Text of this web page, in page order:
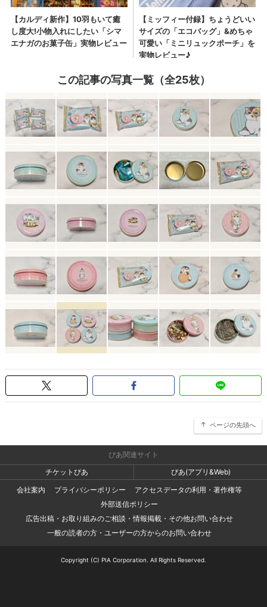
この記事の写真一覧（全25枚）
ページの先頭へ
ぴあ関連サイト
チケットぴあ
ぴあ(アプリ&Web)
会社案内
プライバシーポリシー
アクセスデータの利用・著作権等
外部送信ポリシー
広告出稿・お取り組みのご相談・情報掲載・その他お問い合わせ
一般の読者の方・ユーザーの方からのお問い合わせ
Copyright (C) PIA Corporation. All Rights Reserved.